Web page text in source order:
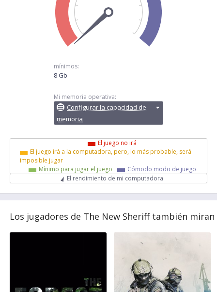
mínimos:
8 Gb
Mi memoria operativa:
Configurar la capacidad de
memoria
El juego no irá
El juego irá a la computadora, pero, lo más probable, será
imposible jugar
Mínimo para jugar el juego
Cómodo modo de juego
El rendimiento de mi computadora
Los jugadores de The New Sheriff también miran